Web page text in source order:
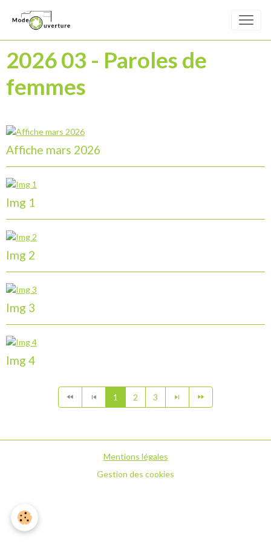
2026 03 - Paroles de
femmes
Affiche mars 2026
Img 1
Img 2
Img 3
Img 4
1 2 3
Mentions légales
Gestion des cookies